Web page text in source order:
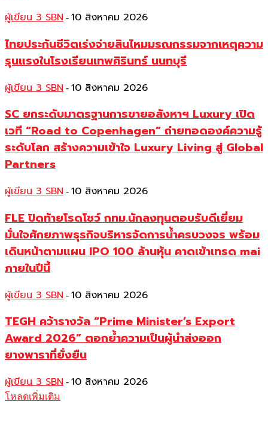
ผู้เขียน 3 SBN - 10 สิงหาคม 2026
ไทยประกันชีวิตเร่งจ่ายสินไหมมรณกรรมจากเหตุความ
รุนแรงในโรงเรียนเทพศิรินทร์ นนทบุรี
ผู้เขียน 3 SBN - 10 สิงหาคม 2026
SC ยกระดับมาตรฐานการขายอสังหาฯ Luxury เปิด
เวที “Road to Copenhagen” ถ่ายทอดองค์ความรู้
ระดับโลก สร้างความเข้าใจ Luxury Living สู่ Global
Partners
ผู้เขียน 3 SBN - 10 สิงหาคม 2026
FLE ปิดท้ายโรดโชว์ กทม.นักลงทุนตอบรับดีเยี่ยม
มั่นใจศักยภาพธุรกิจบริหารจัดการน้ำครบวงจร พร้อม
เดินหน้าตามแผน IPO 100 ล้านหุ้น คาดเข้าเทรด mai
ภายในปีนี้
ผู้เขียน 3 SBN - 10 สิงหาคม 2026
TEGH คว้ารางวัล “Prime Minister’s Export
Award 2026” ตอกย้ำความเป็นผู้นำส่งออก
ยางพาราที่ยั่งยืน
ผู้เขียน 3 SBN - 10 สิงหาคม 2026
โหลดเพิ่มเติม